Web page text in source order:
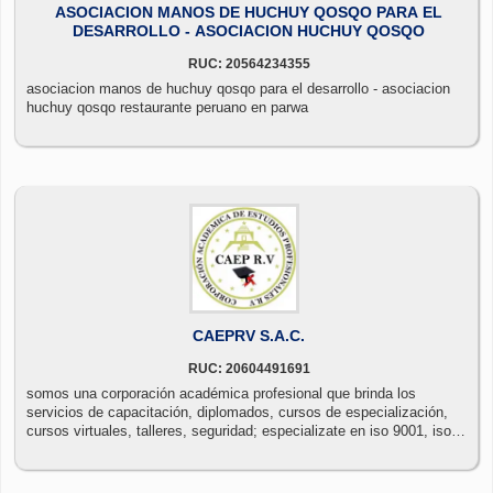
ASOCIACION MANOS DE HUCHUY QOSQO PARA EL
DESARROLLO - ASOCIACION HUCHUY QOSQO
RUC: 20564234355
asociacion manos de huchuy qosqo para el desarrollo - asociacion
huchuy qosqo restaurante peruano en parwa
CAEPRV S.A.C.
RUC: 20604491691
somos una corporación académica profesional que brinda los
servicios de capacitación, diplomados, cursos de especialización,
cursos virtuales, talleres, seguridad; especializate en iso 9001, iso